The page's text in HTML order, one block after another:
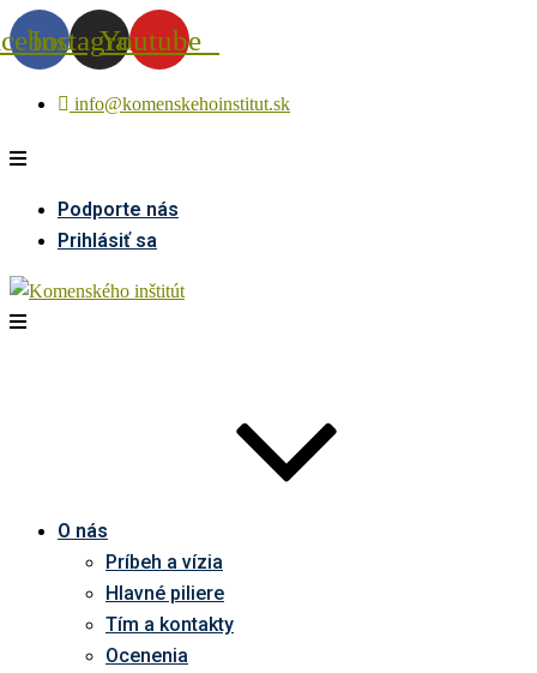
InstagramYoutube
info@komenskehoinstitut.sk
Podporte nás
Prihlásiť sa
O nás
Príbeh a vízia
Hlavné piliere
Tím a kontakty
Ocenenia